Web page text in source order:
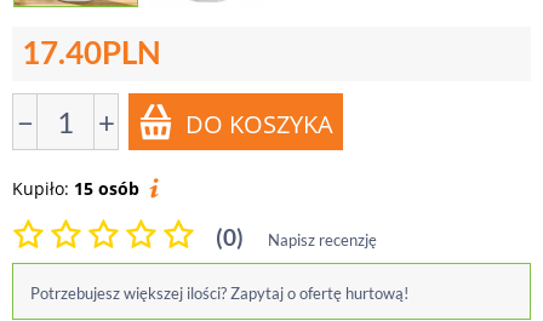
17.40PLN
− +
Kupiło: 15 osób
(0) Napisz recenzję
Potrzebujesz większej ilości? Zapytaj o ofertę hurtową!